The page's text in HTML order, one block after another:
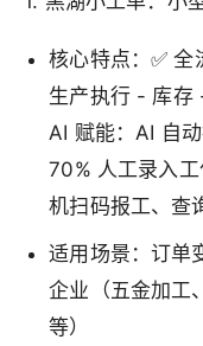
核心特点：✅
生产执行 - 库存
AI 赋能：AI 自
70% 人工录入
机扫码报工、查
适用场景：订单
企业（五金加工
等）